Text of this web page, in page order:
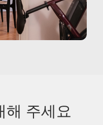
해 주세요